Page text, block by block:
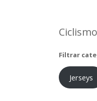
Filtrar
Jerseys